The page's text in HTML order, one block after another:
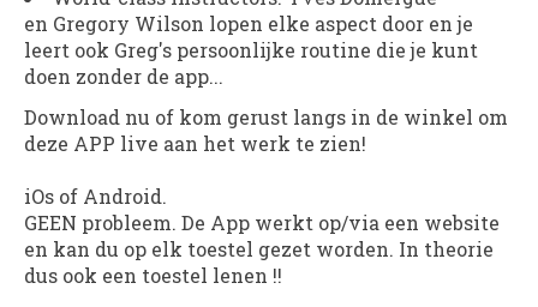
en Gregory Wilson lopen elke aspect door en je
leert ook Greg's persoonlijke routine die je kunt
doen zonder de app...
Download nu of kom gerust langs in de winkel om
deze APP live aan het werk te zien!
iOs of Android.
GEEN probleem. De App werkt op/via een website
en kan du op elk toestel gezet worden. In theorie
dus ook een toestel lenen !!